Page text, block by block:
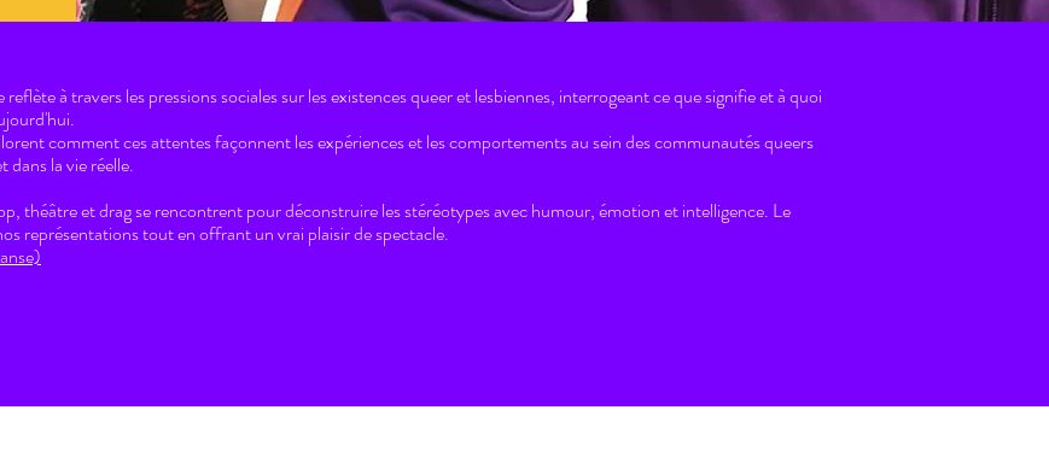
à travers les pressions sociales sur les existences queer et lesbiennes, interrogeant ce que signifie et à quoi
comment ces attentes façonnent les expériences et les comportements au sein des communautés queers
la vie réelle.
théâtre et drag se rencontrent pour déconstruire les stéréotypes avec humour, émotion et intelligence. Le
représentations tout en offrant un vrai plaisir de spectacle.